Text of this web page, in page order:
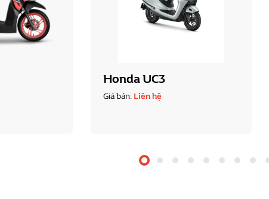
Honda UC3
Giá bán:Liên hệ